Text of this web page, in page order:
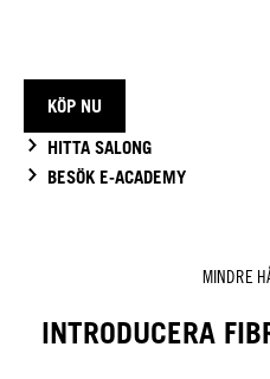
KÖP NU
HITTA SALONG
BESÖK E-ACADEMY
MINDRE
INTRODUCERA